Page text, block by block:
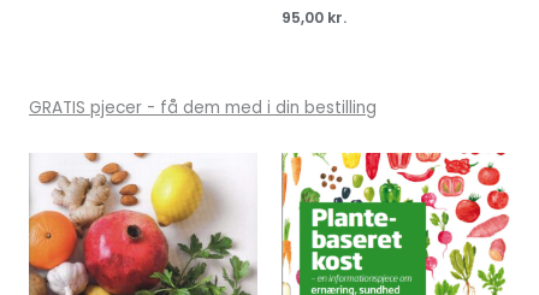
95,00 kr.
GRATIS pjecer - få dem med i din bestilling